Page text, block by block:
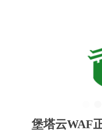
堡塔云WAF